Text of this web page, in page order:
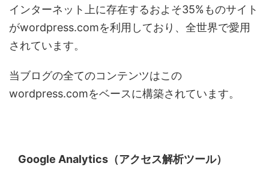
インターネット上に存在するおよそ35%ものサイト
がwordpress.comを利用しており、全世界で愛用
されています。
当ブログの全てのコンテンツはこの
wordpress.comをベースに構築されています。
Google Analytics（アクセス解析ツール）